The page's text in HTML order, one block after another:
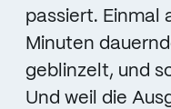
passiert. Einmal
Minuten
geblinzelt, und
Und weil die